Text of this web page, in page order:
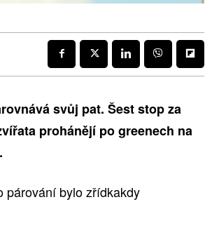
svůj pat. Šest stop za
prohánějí po greenech na
párování bylo zřídkakdy